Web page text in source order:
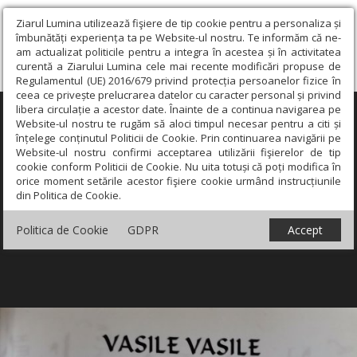
Ziarul Lumina utilizează fişiere de tip cookie pentru a personaliza și
îmbunătăți experiența ta pe Website-ul nostru. Te informăm că ne-
am actualizat politicile pentru a integra în acestea și în activitatea
curentă a Ziarului Lumina cele mai recente modificări propuse de
Regulamentul (UE) 2016/679 privind protecția persoanelor fizice în
ceea ce privește prelucrarea datelor cu caracter personal și privind
libera circulație a acestor date. Înainte de a continua navigarea pe
Website-ul nostru te rugăm să aloci timpul necesar pentru a citi și
înțelege conținutul Politicii de Cookie. Prin continuarea navigării pe
Website-ul nostru confirmi acceptarea utilizării fişierelor de tip
cookie conform Politicii de Cookie. Nu uita totuși că poți modifica în
orice moment setările acestor fişiere cookie urmând instrucțiunile
din Politica de Cookie.
Politica de Cookie GDPR Accept
×